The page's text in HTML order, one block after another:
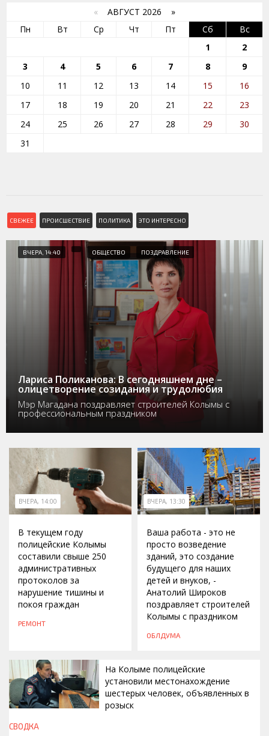
« АВГУСТ 2026 »
Пн
Вт Ср Чт Пт Сб
Вс
1
2
3
4 5 6 7 8
9
10
11 12 13 14 15
16
17
18 19 20 21 22
23
24
25 26 27 28 29
30
31
СВЕЖЕЕ ПРОИСШЕСТВИЕ ПОЛИТИКА ЭТО ИНТЕРЕСНО
ВЧЕРА, 14:40 ОБЩЕСТВО ПОЗДРАВЛЕНИЕ
Лариса Поликанова: В сегодняшнем дне –
олицетворение созидания и трудолюбия
Мэр Магадана поздравляет строителей Колымы с
профессиональным праздником
ВЧЕРА, 14:00
В текущем году
полицейские Колымы
составили свыше 250
административных
протоколов за
нарушение тишины и
покоя граждан
РЕМОНТ
ВЧЕРА, 13:30
Ваша работа - это не
просто возведение
зданий, это создание
будущего для наших
детей и внуков, -
Анатолий Широков
поздравляет строителей
Колымы с праздником
ОБЛДУМА
ВЧЕРА, 13:00
На Колыме полицейские
установили местонахождение
шестерых человек, объявленных в
розыск
СВОДКА